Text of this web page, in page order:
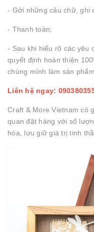
- Gởi những câu chữ, ghi
- Thanh toán;
- Sau khi hiểu rõ các yêu
quyết định hoàn thiện
chúng mình làm sản
Liên hệ ngay:
Craft & More Vietnam có
quan đặt hàng với số
hóa, lưu giữ giá trị tinh